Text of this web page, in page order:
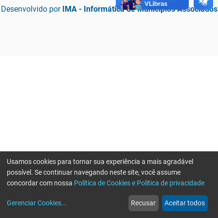
Desenvolvido por IMA - Informática de Municípios Associados
web
Notícias
more_horiz
Mais
Usamos cookies para tornar sua experiência a mais agradável
possível. Se continuar navegando neste site, você assume
concordar com nossa Política de Cookies e Política de privacidade
Gerenciar Cookies... Recusar Aceitar todos
Erro ao enviar informações, por favor tente novamente